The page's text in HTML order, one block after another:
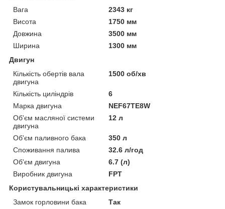
Вага
2343 кг
Висота
1750 мм
Довжина
3500 мм
Ширина
1300 мм
Двигун
Кількість обертів вала
двигуна
1500 об/хв
Кількість циліндрів
6
Марка двигуна
NEF67TE8W
Об'єм масляної системи
двигуна
12 л
Об'єм паливного бака
350 л
Споживання палива
32.6 л/год
Об'єм двигуна
6.7 (л)
Виробник двигуна
FPT
Користувальницькі характеристики
Замок горловини бака
Так